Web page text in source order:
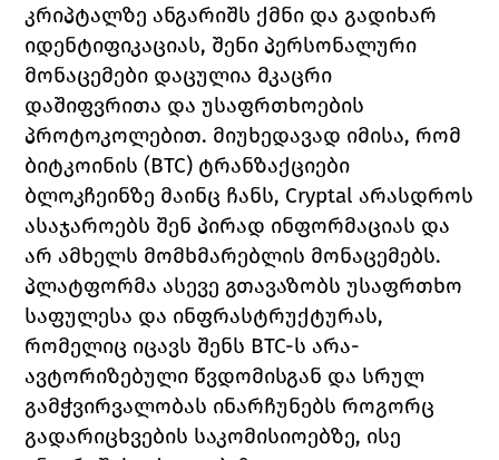
კრიპტალზე ანგარიშს ქმნი და გადიხარ
იდენტიფიკაციას, შენი პერსონალური
მონაცემები დაცულია მკაცრი
დაშიფვრითა და უსაფრთხოების
პროტოკოლებით. მიუხედავად იმისა, რომ
ბიტკოინის (BTC) ტრანზაქციები
ბლოკჩეინზე მაინც ჩანს, Cryptal არასდროს
ასაჯაროებს შენ პირად ინფორმაციას და
არ ამხელს მომხმარებლის მონაცემებს.
პლატფორმა ასევე გთავაზობს უსაფრთხო
საფულესა და ინფრასტრუქტურას,
რომელიც იცავს შენს BTC-ს არა-
ავტორიზებული წვდომისგან და სრულ
გამჭვირვალობას ინარჩუნებს როგორც
გადარიცხვების საკომისიოებზე, ისე